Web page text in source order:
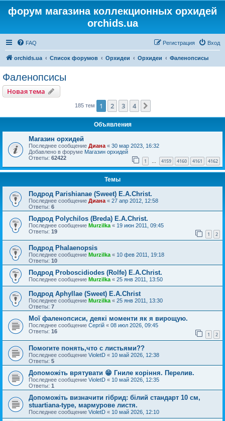
форум магазина коллекционных орхидей
orchids.ua
FAQ Вход
Регистрация
orchids.ua Список форумов Орхидеи Орхидеи Фаленопсисы
Фаленопсисы
Новая тема
185 тем 1 2 3 4
Объявления
Магазин орхидей
Последнее сообщение Диана « 30 мар 2023, 16:32
Добавлено в форуме Магазин орхидей
Ответы: 62422 1 … 4159 4160 4161 4162
Темы
Подрод Parishianae (Sweet) E.A.Christ.
Последнее сообщение Диана « 27 апр 2012, 12:58
Ответы: 6
Подрод Polychilos (Breda) E.A.Christ.
Последнее сообщение Murzilka « 19 июн 2011, 09:45
Ответы: 19 1 2
Подрод Phalaenopsis
Последнее сообщение Murzilka « 10 фев 2011, 19:18
Ответы: 10
Подрод Proboscidiodes (Rolfe) E.A.Christ.
Последнее сообщение Murzilka « 25 янв 2011, 13:50
Подрод Aphyllae (Sweet) E.A.Christ
Последнее сообщение Murzilka « 25 янв 2011, 13:30
Ответы: 7
Мої фаленопсиси, деякі моменти як я вирощую.
Последнее сообщение Сергій « 08 июл 2026, 09:45
Ответы: 16 1 2
Помогите понять,что с листьями??
Последнее сообщение VioletD « 10 май 2026, 12:38
Ответы: 5
Допоможіть врятувати 😁 Гниле коріння. Перелив.
Последнее сообщение VioletD « 10 май 2026, 12:35
Ответы: 1
Допоможіть визначити гібрид: білий стандарт 10 см,
stuartiana-type, мармурове листя.
Последнее сообщение VioletD « 10 май 2026, 12:10